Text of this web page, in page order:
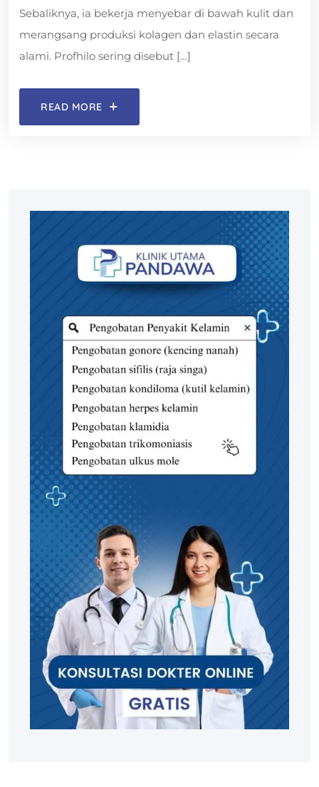
Sebaliknya, ia bekerja menyebar di bawah kulit dan
merangsang produksi kolagen dan elastin secara
alami. Profhilo sering disebut […]
READ MORE